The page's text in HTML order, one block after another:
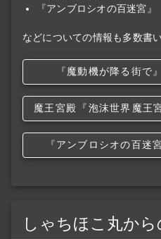
『アンブロシオの百迷宮』
などについての情報も多数書
『魔動機が降る街で
魔王宮殿 『泡沫世界 魔王
『アンブロシオの百迷
しゃちほこ丸か